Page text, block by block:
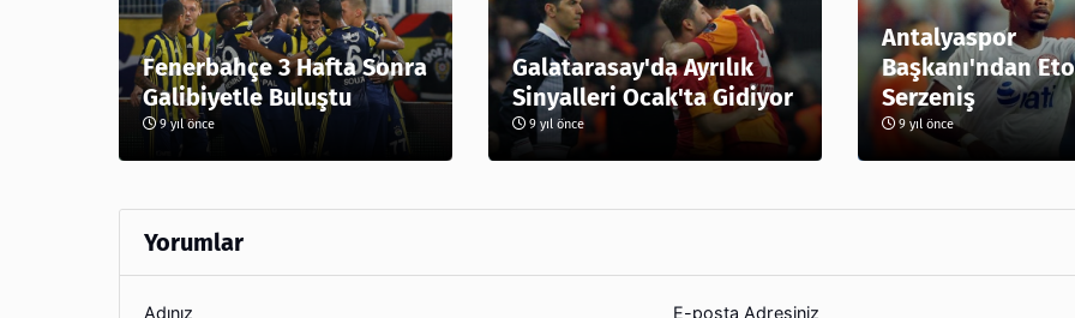
Fenerbahçe 3 Hafta Sonra
Galibiyetle Buluştu
9 yıl önce
Galatarasay'da Ayrılık
Sinyalleri Ocak'ta Gidiyor
9 yıl önce
Antalyaspor
Başkanı'ndan
Serzeniş
9 yıl önce
Yorumlar
Adınız E-posta Adresiniz